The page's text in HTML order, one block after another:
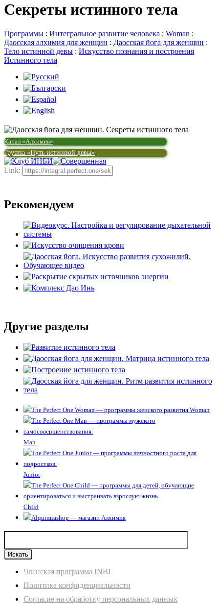
Секреты истинного тела
Программы : Интегральное развитие человека : Woman :
Даосская алхимия для женщин : Даосская йога для женщин :
Тело истинной девы : Искусство познания и построения
Истинного тела
Канал «Алхимия»
Группа «Путь истинной девы»
Link:
Рекомендуем
Другие разделы
Woman
Man
Junior
Child
Членская программа INBI
Политика конфиденциальности
Согласие на обработку персональных данных